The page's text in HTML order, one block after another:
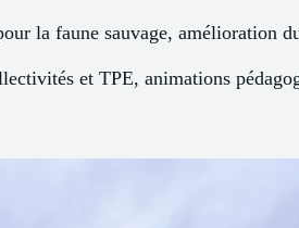
la faune sauvage, amélioration
et TPE, animations